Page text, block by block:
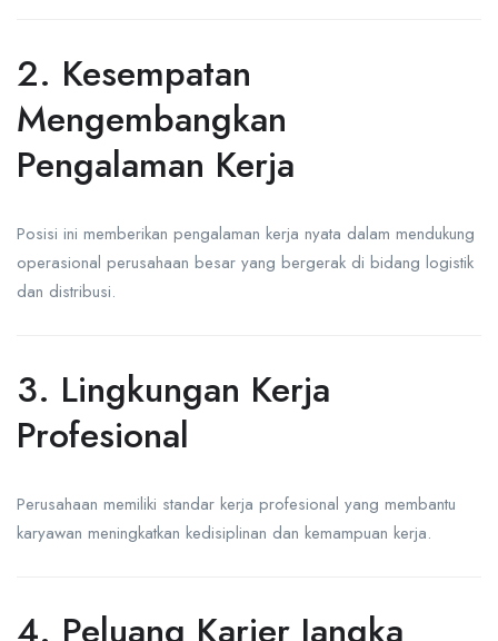
2. Kesempatan
Mengembangkan
Pengalaman Kerja
Posisi ini memberikan pengalaman kerja nyata dalam mendukung
operasional perusahaan besar yang bergerak di bidang logistik
dan distribusi.
3. Lingkungan Kerja
Profesional
Perusahaan memiliki standar kerja profesional yang membantu
karyawan meningkatkan kedisiplinan dan kemampuan kerja.